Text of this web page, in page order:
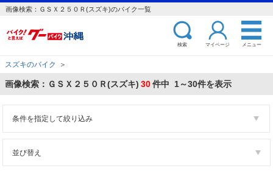
画像検索：ＧＳＸ２５０Ｒ(スズキ)のバイク一覧
検索 マイページ メニュー
スズキのバイク ＞
画像検索：ＧＳＸ２５０Ｒ(スズキ) 30件中 1～30件を表示
条件を指定して絞り込み
並び替え